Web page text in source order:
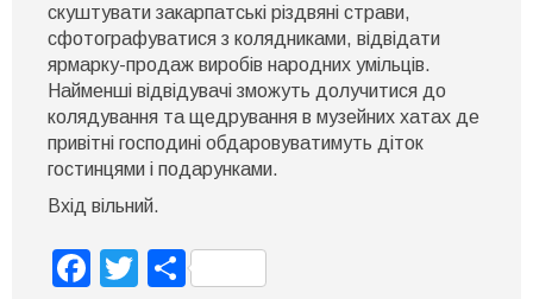
скуштувати закарпатські різдвяні страви,
сфотографуватися з колядниками, відвідати
ярмарку-продаж виробів народних умільців.
Найменші відвідувачі зможуть долучитися до
колядування та щедрування в музейних хатах де
привітні господині обдаровуватимуть діток
гостинцями і подарунками.
Вхід вільний.
Facebook
Twitter
Поділитися